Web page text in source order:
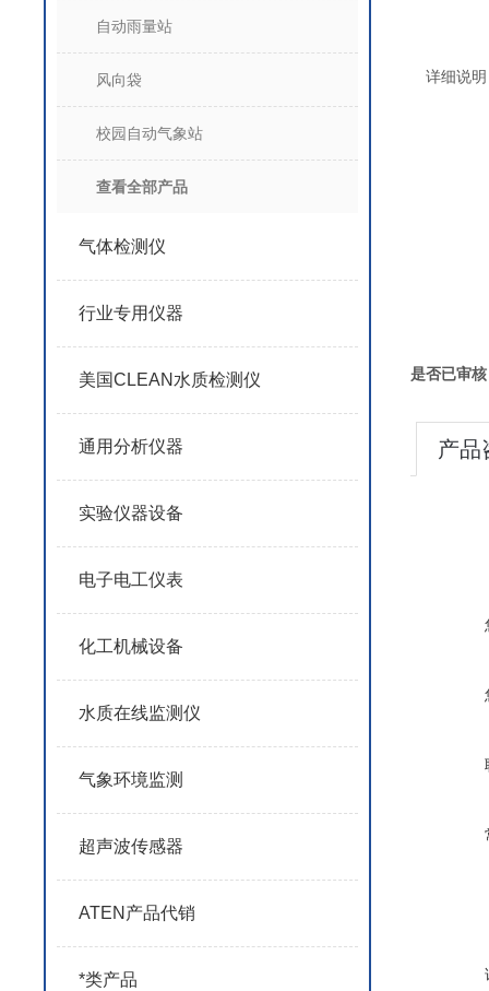
自动雨量站
风向袋
校园自动气象站
查看全部产品
气体检测仪
行业专用仪器
美国CLEAN水质检测仪
通用分析仪器
实验仪器设备
电子电工仪表
化工机械设备
水质在线监测仪
气象环境监测
超声波传感器
ATEN产品代销
*类产品
详细说
是否已审
产品